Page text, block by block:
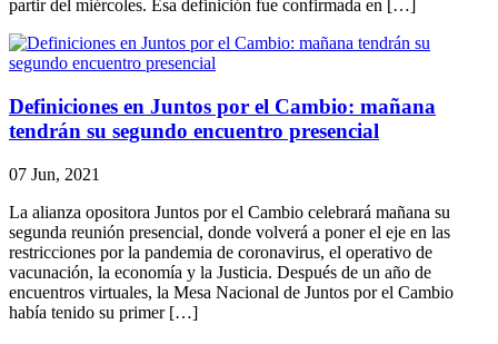
partir del miércoles. Esa definición fue confirmada en […]
Definiciones en Juntos por el Cambio: mañana
tendrán su segundo encuentro presencial
07 Jun, 2021
La alianza opositora Juntos por el Cambio celebrará mañana su
segunda reunión presencial, donde volverá a poner el eje en las
restricciones por la pandemia de coronavirus, el operativo de
vacunación, la economía y la Justicia. Después de un año de
encuentros virtuales, la Mesa Nacional de Juntos por el Cambio
había tenido su primer […]